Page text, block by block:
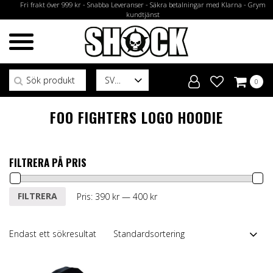
Fri frakt över 999 kr - Snabba Leveranser - Säkra betalningar med Klarna - Grym
kundtjänst
SV
Sök efter:
0
FOO FIGHTERS LOGO HOODIE
FILTRERA PÅ PRIS
Min
MaxFILTRERA Pris: 390 kr— 400 kr
Endast ett sökresultat